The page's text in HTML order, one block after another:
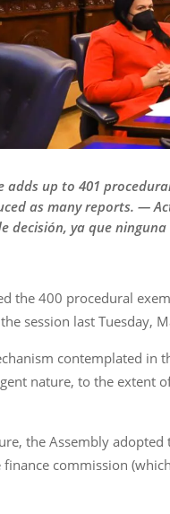
adds up to 401
as many reports. —
decisión, ya que
the 400 procedural
session last
contemplated in
nature, to the extent
the Assembly
commission